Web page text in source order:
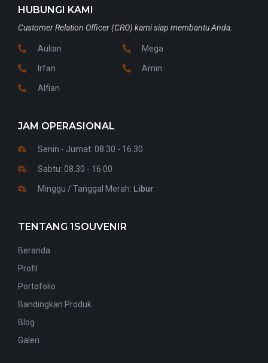
HUBUNGI KAMI
Customer Relation Officer (CRO) kami siap membantu Anda.
Aulian
Irfan
Alfian
Mega
Amin
JAM OPERASIONAL
Senin - Jumat: 08.30 - 16.30
Sabtu: 08.30 - 16.00
Minggu / Tanggal Merah: Libur
TENTANG 1SOUVENIR
Beranda
Profil
Portofolio
Bandingkan Produk
Blog
Galeri